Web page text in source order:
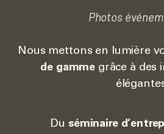
Photos
Nous mettons en lumière
de gamme grâce à des
Du séminaire